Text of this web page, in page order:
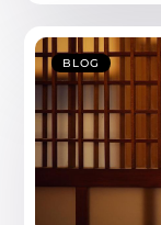
BLOG